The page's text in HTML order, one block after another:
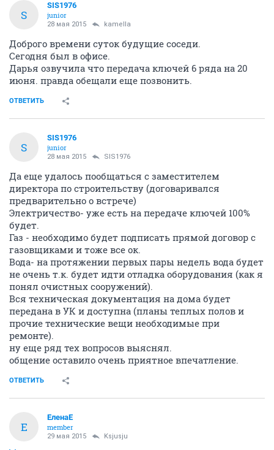
S
SIS1976
junior
28 мая 2015 kamella
Доброго времени суток будущие соседи.
Сегодня был в офисе.
Дарья озвучила что передача ключей 6 ряда на 20
июня. правда обещали еще позвонить.
ОТВЕТИТЬ
S
SIS1976
junior
28 мая 2015 SIS1976
Да еще удалось пообщаться с заместителем
директора по строительству (договаривался
предварительно о встрече)
Электричество- уже есть на передаче ключей 100%
будет.
Газ - необходимо будет подписать прямой договор с
газовщиками и тоже все ок.
Вода- на протяжении первых пары недель вода будет
не очень т.к. будет идти отладка оборудования (как я
понял очистных сооружений).
Вся техническая документация на дома будет
передана в УК и доступна (планы теплых полов и
прочие технические вещи необходимые при
ремонте).
ну еще ряд тех вопросов выяснял.
общение оставило очень приятное впечатление.
ОТВЕТИТЬ
Е
ЕленаЕ
member
29 мая 2015 Ksjusju